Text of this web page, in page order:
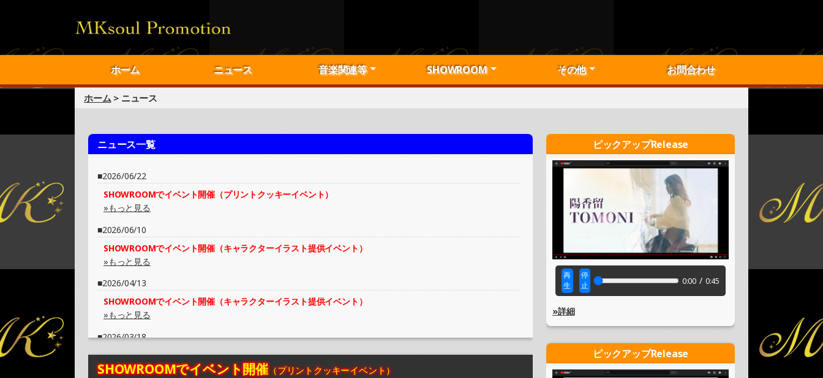
ホーム ニュース 音楽関連等 SHOWROOM その他 お問合わせ
ホーム> ニュース
ニュース一覧
2026/06/22
SHOWROOMでイベント開催（プリントクッキーイベント）
»もっと見る
2026/06/10
SHOWROOMでイベント開催（キャラクターイラスト提供イベント）
»もっと見る
2026/04/13
SHOWROOMでイベント開催（キャラクターイラスト提供イベント）
»もっと見る
2026/03/18
SHOWROOMでイベント開催（プリントクッキーイベント）
»もっと見る
SHOWROOMでイベント開催 （プリントクッキーイベント）
ピックアップRelease
再
生
停
止
0:00 / 0:45
»詳細
ピックアップRelease